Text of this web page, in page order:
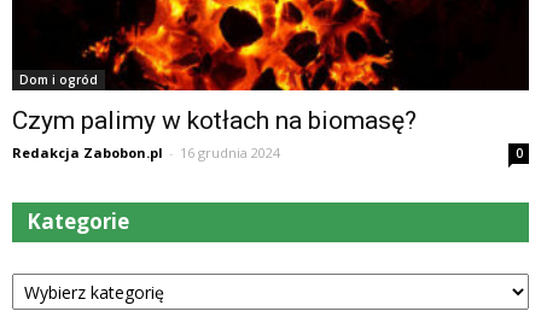
Dom i ogród
Czym palimy w kotłach na biomasę?
Redakcja Zabobon.pl - 16 grudnia 2024 0
Kategorie
Kategorie